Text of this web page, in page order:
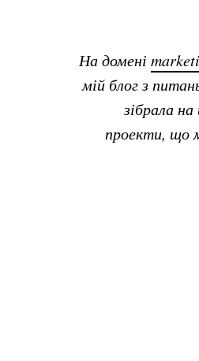
На домені
мій блог з
зібрала
проекти, що